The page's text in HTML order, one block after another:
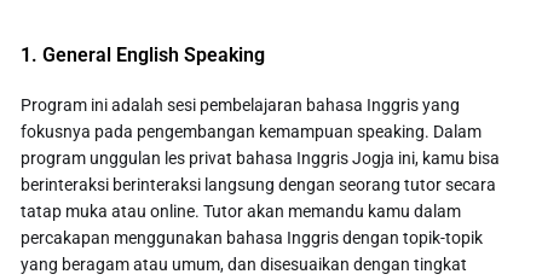
1. General English Speaking
Program ini adalah sesi pembelajaran bahasa Inggris yang
fokusnya pada pengembangan kemampuan speaking. Dalam
program unggulan les privat bahasa Inggris Jogja ini, kamu bisa
berinteraksi berinteraksi langsung dengan seorang tutor secara
tatap muka atau online. Tutor akan memandu kamu dalam
percakapan menggunakan bahasa Inggris dengan topik-topik
yang beragam atau umum, dan disesuaikan dengan tingkat